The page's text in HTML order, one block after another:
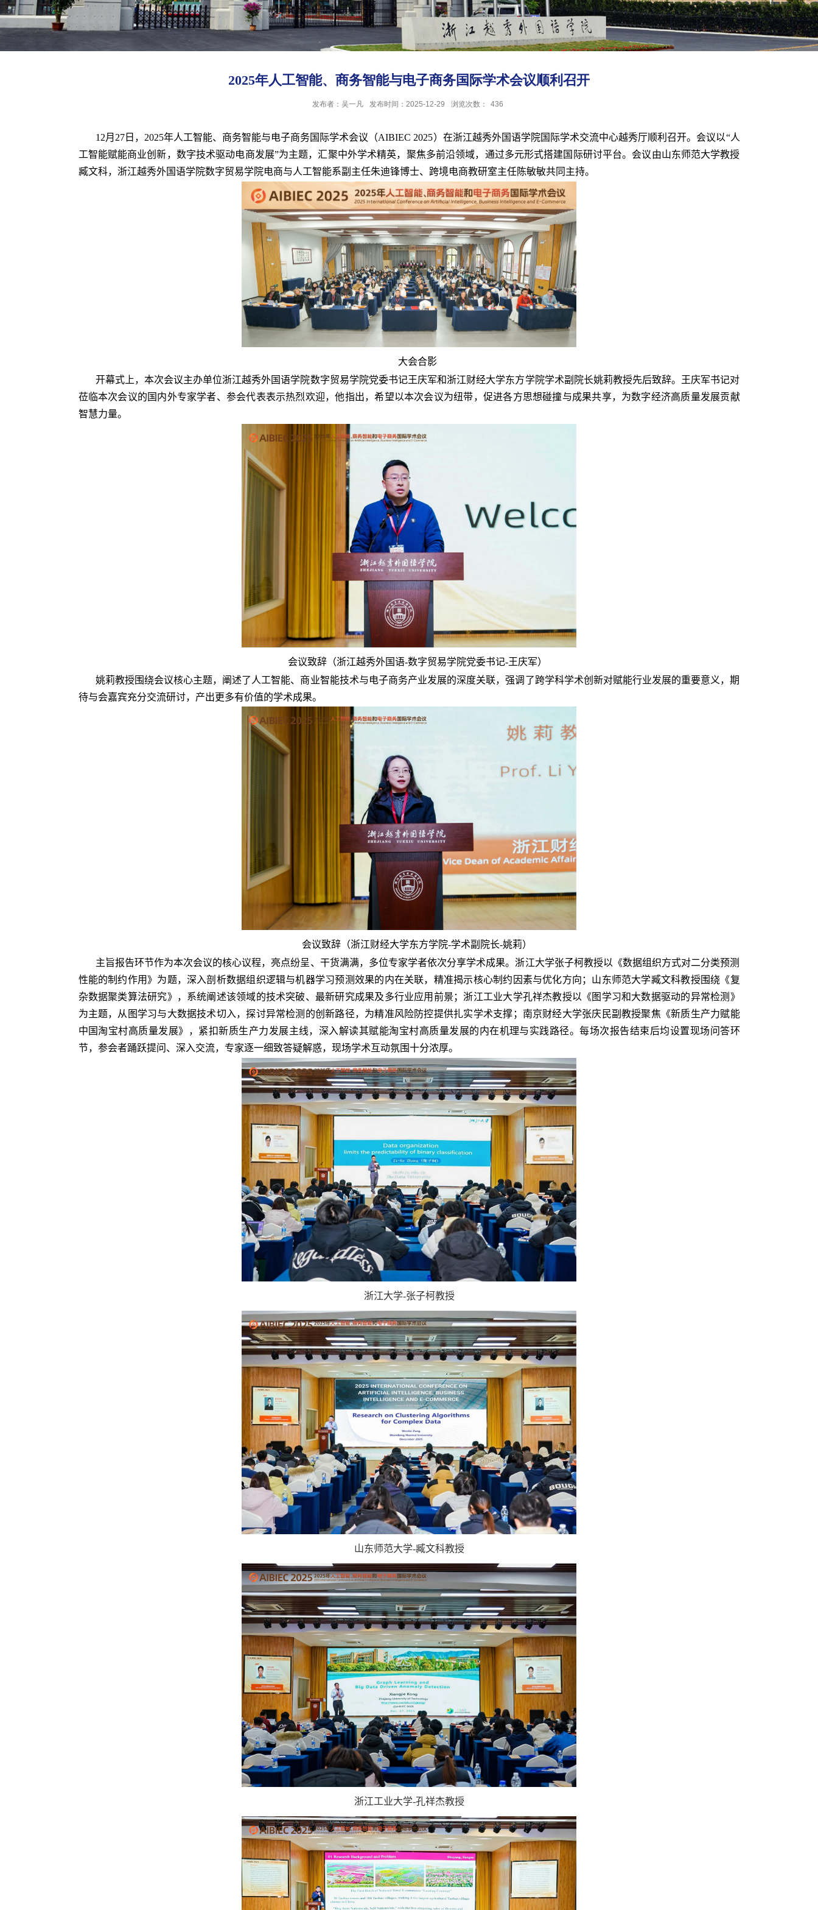
2025年人工智能、商务智能与电子商务国际学术会议顺利召开
发布者：吴一凡 发布时间：2025-12-29 浏览次数： 436
12月 27日， 2025年人工智能、商务智能与电子商务国际学术会议（AIBIEC 2025）在浙江越秀外国语学院国际学术交流中心越秀厅顺利召开。会议以“人
工智能赋能商业创新，数字技术驱动电商发展”为主题，汇聚中外学术精英，聚焦多前沿领域，通过多元形式搭建国际研讨平台。会议由山东师范大学教授
臧文科，浙江越秀外国语学院数字贸易学院电商与人工智能系副主任朱迪锋博士、跨境电商教研室主任陈敏敏共同主持。
大会合影
开幕式上，本次会议主办单位浙江越秀外国语学院数字贸易学院党委书记王庆军和浙江财经大学东方学院学术副院长姚莉教授先后致辞。王庆军书记对
莅临本次会议的国内外专家学者、参会代表表示热烈欢迎，他指出，希望以本次会议为纽带，促进各方思想碰撞与成果共享，为数字经济高质量发展贡献
智慧力量。
会议致辞 （浙江越秀外国语-数字贸易学院党委书记-王庆军）
姚莉教授围绕会议核心主题，阐述了人工智能、商业智能技术与电子商务产业发展的深度关联，强调了跨学科学术创新对赋能行业发展的重要意义，期
待与会嘉宾充分交流研讨，产出更多有价值的学术成果。
会议致辞（浙江财经大学东方学院-学术副院长-姚莉）
主旨报告环节作为本次会议的核心议程，亮点纷呈、干货满满，多位专家学者依次分享学术成果。浙江大学张子柯教授以《数据组织方式对二分类预测
性能的制约作用》为题，深入剖析数据组织逻辑与机器学习预测效果的内在关联，精准揭示核心制约因素与优化方向；山东师范大学臧文科教授围绕《复
杂数据聚类算法研究》，系统阐述该领域的技术突破、最新研究成果及多行业应用前景；浙江工业大学孔祥杰教授以《图学习和大数据驱动的异常检测》
为主题，从图学习与大数据技术切入，探讨异常检测的创新路径，为精准风险防控提供扎实学术支撑；南京财经大学张庆民副教授聚焦《新质生产力赋能
中国淘宝村高质量发展》，紧扣新质生产力发展主线，深入解读其赋能淘宝村高质量发展的内在机理与实践路径。每场次报告结束后均设置现场问答环
节，参会者踊跃提问、深入交流，专家逐一细致答疑解惑，现场学术互动氛围十分浓厚。
浙江大学-张子柯教授
山东师范大学-臧文科教授
浙江工业大学-孔祥杰教授